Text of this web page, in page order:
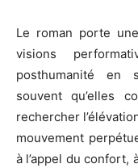
Le roman porte
visions
posthumanité en
souvent qu’elles
rechercher
mouvement
à l’appel du confort,